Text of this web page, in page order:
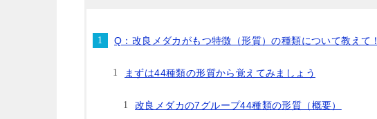
Q：改良メダカがもつ特徴（形質）の種類について教えて！
まずは44種類の形質から覚えてみましょう
改良メダカの7グループ44種類の形質（概要）